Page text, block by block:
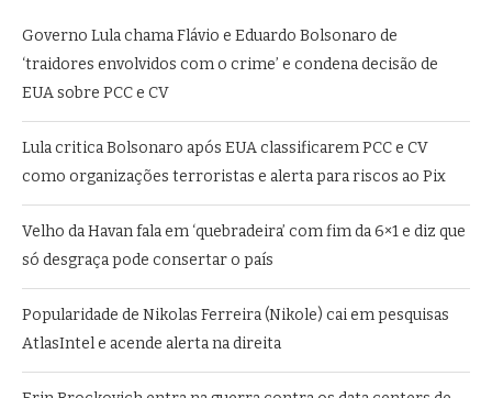
Governo Lula chama Flávio e Eduardo Bolsonaro de
‘traidores envolvidos com o crime’ e condena decisão de
EUA sobre PCC e CV
Lula critica Bolsonaro após EUA classificarem PCC e CV
como organizações terroristas e alerta para riscos ao Pix
Velho da Havan fala em ‘quebradeira’ com fim da 6×1 e diz que
só desgraça pode consertar o país
Popularidade de Nikolas Ferreira (Nikole) cai em pesquisas
AtlasIntel e acende alerta na direita